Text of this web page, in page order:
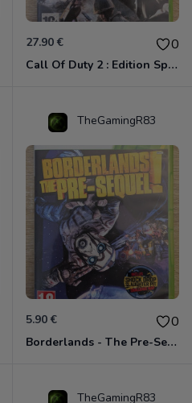
27.90 € 0
Call Of Duty 2 : Edition Spéciale Xbox 360 GOTY
TheGamingR83
5.90 € 0
Borderlands - The Pre-Sequel ! Xbox 360
TheGamingR83